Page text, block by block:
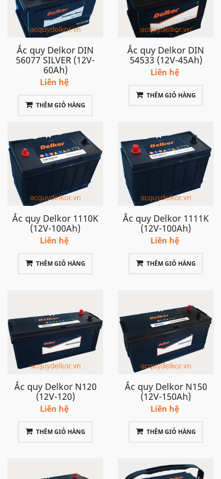
Ắc quy Delkor DIN
56077 SILVER (12V-
60Ah)
Liên hệ
THÊM GIỎ HÀNG
Ắc quy Delkor DIN
54533 (12V-45Ah)
Liên hệ
THÊM GIỎ HÀNG
Ắc quy Delkor 1110K
(12V-100Ah)
Liên hệ
THÊM GIỎ HÀNG
Ắc quy Delkor 1111K
(12V-100Ah)
Liên hệ
THÊM GIỎ HÀNG
Ắc quy Delkor N120
(12V-120)
Liên hệ
THÊM GIỎ HÀNG
Ắc quy Delkor N150
(12V-150Ah)
Liên hệ
THÊM GIỎ HÀNG